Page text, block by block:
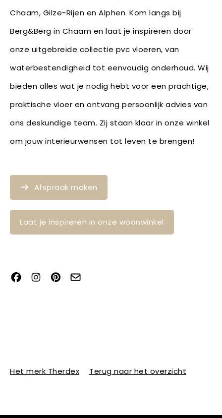
Chaam, Gilze-Rijen en Alphen. Kom langs bij
Berg&Berg in Chaam en laat je inspireren door
onze uitgebreide collectie pvc vloeren, van
waterbestendigheid tot eenvoudig onderhoud. Wij
bieden alles wat je nodig hebt voor een prachtige,
praktische vloer en ontvang persoonlijk advies van
ons deskundige team. Zij staan klaar in onze winkel
om jouw interieurwensen tot leven te brengen!
Afspraak maken
Laat je inspireren in onze woonwinkel
Het merk Therdex Terug naar het overzicht